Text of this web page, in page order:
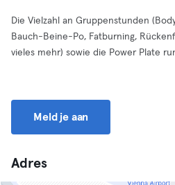
Die Vielzahl an Gruppenstunden
Bauch-Beine-Po, Fatburning,
vieles mehr) sowie die Power Plate
Meld je aan
Adres